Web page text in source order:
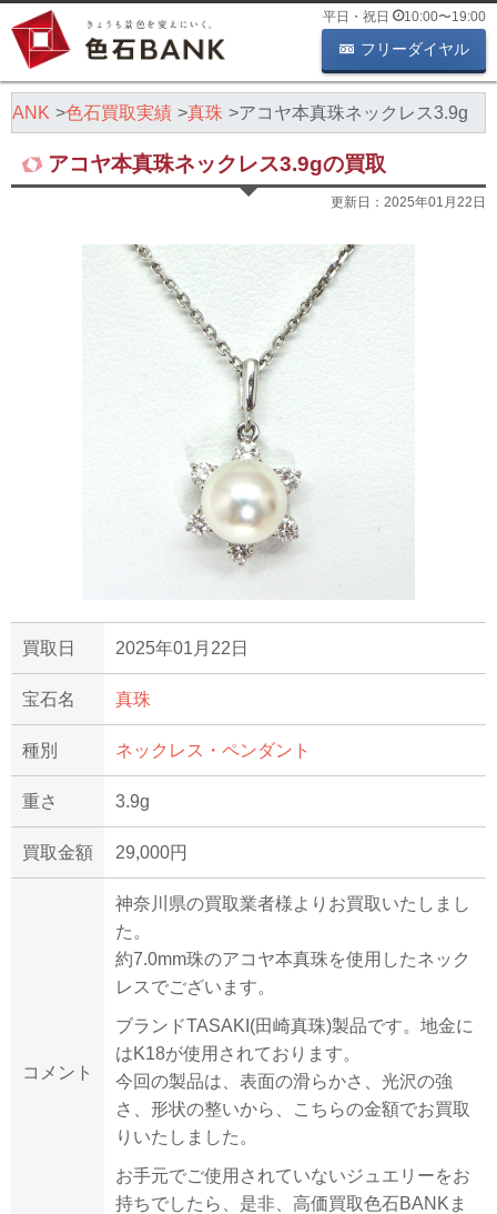
平日・祝日 10:00〜19:00
フリーダイヤル
色石買取実績 真珠 アコヤ本真珠ネックレス3.9g
アコヤ本真珠ネックレス3.9gの買取
更新日： 2025年01月22日
買取日 2025年01月22日
宝石名 真珠
種別 ネックレス・ペンダント
重さ 3.9g
買取金額 29,000円
コメント
神奈川県の買取業者様よりお買取いたしまし
た。
約7.0mm珠のアコヤ本真珠を使用したネック
レスでございます。
ブランドTASAKI(田崎真珠)製品です。地金に
はK18が使用されております。
今回の製品は、表面の滑らかさ、光沢の強
さ、形状の整いから、こちらの金額でお買取
りいたしました。
お手元でご使用されていないジュエリーをお
持ちでしたら、是非、高価買取色石BANKま